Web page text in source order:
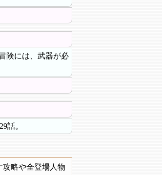
険には、武器が必
話。
略や全登場人物